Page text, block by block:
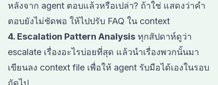
หลังจาก agent ตอบแล้วหรือเปล่า? ถ้าใช่ แสดงว่าคำ
ตอบยังไม่ชัดพอ ให้ไปปรับ FAQ ใน context
4. Escalation Pattern Analysis ทุกสัปดาห์ดูว่า
escalate เรื่องอะไรบ่อยที่สุด แล้วนำเรื่องพวกนั้นมา
เขียนลง context file เพื่อให้ agent รับมือได้เองในรอบ
ถัดไป